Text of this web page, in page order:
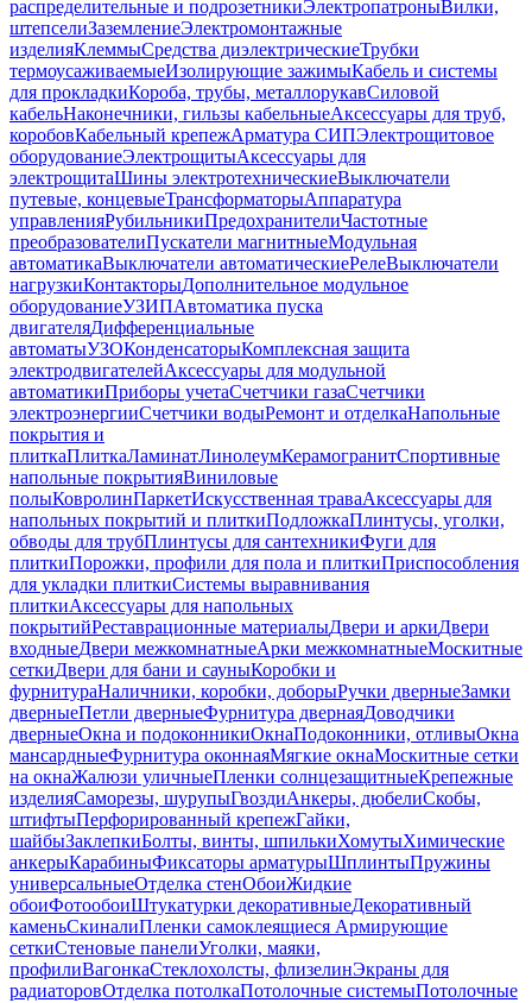
распределительные и подрозетникиЭлектропатроныВилки,
штепселиЗаземлениеЭлектромонтажные
изделияКлеммыСредства диэлектрическиеТрубки
термоусаживаемыеИзолирующие зажимыКабель и системы
для прокладкиКороба, трубы, металлорукавСиловой
кабельНаконечники, гильзы кабельныеАксессуары для труб,
коробовКабельный крепежАрматура СИПЭлектрощитовое
оборудованиеЭлектрощитыАксессуары для
электрощитаШины электротехническиеВыключатели
путевые, концевыеТрансформаторыАппаратура
управленияРубильникиПредохранителиЧастотные
преобразователиПускатели магнитныеМодульная
автоматикаВыключатели автоматическиеРелеВыключатели
нагрузкиКонтакторыДополнительное модульное
оборудованиеУЗИПАвтоматика пуска
двигателяДифференциальные
автоматыУЗОКонденсаторыКомплексная защита
электродвигателейАксессуары для модульной
автоматикиПриборы учетаСчетчики газаСчетчики
электроэнергииСчетчики водыРемонт и отделкаНапольные
покрытия и
плиткаПлиткаЛаминатЛинолеумКерамогранитСпортивные
напольные покрытияВиниловые
полыКовролинПаркетИскусственная траваАксессуары для
напольных покрытий и плиткиПодложкаПлинтусы, уголки,
обводы для трубПлинтусы для сантехникиФуги для
плиткиПорожки, профили для пола и плиткиПриспособления
для укладки плиткиСистемы выравнивания
плиткиАксессуары для напольных
покрытийРеставрационные материалыДвери и аркиДвери
входныеДвери межкомнатныеАрки межкомнатныеМоскитные
сеткиДвери для бани и сауныКоробки и
фурнитураНаличники, коробки, доборыРучки дверныеЗамки
дверныеПетли дверныеФурнитура двернаяДоводчики
дверныеОкна и подоконникиОкнаПодоконники, отливыОкна
мансардныеФурнитура оконнаяМягкие окнаМоскитные сетки
на окнаЖалюзи уличныеПленки солнцезащитныеКрепежные
изделияСаморезы, шурупыГвоздиАнкеры, дюбелиСкобы,
штифтыПерфорированный крепежГайки,
шайбыЗаклепкиБолты, винты, шпилькиХомутыХимические
анкерыКарабиныФиксаторы арматурыШплинтыПружины
универсальныеОтделка стенОбоиЖидкие
обоиФотообоиШтукатурки декоративныеДекоративный
каменьСкиналиПленки самоклеящиеся Армирующие
сеткиСтеновые панелиУголки, маяки,
профилиВагонкаСтеклохолсты, флизелинЭкраны для
радиаторовОтделка потолкаПотолочные системыПотолочные